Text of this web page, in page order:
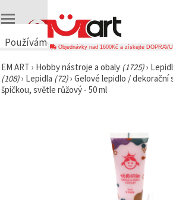
Používáme
🍪
Používáme
cookies a
Objednávky nad 1600Kč a získejte
EM ART › Hobby nástroje a obaly (1725)›
(108)› Lepidla (72)› Gelové lepidlo / dekorační
špičkou, světle růžový - 50 ml